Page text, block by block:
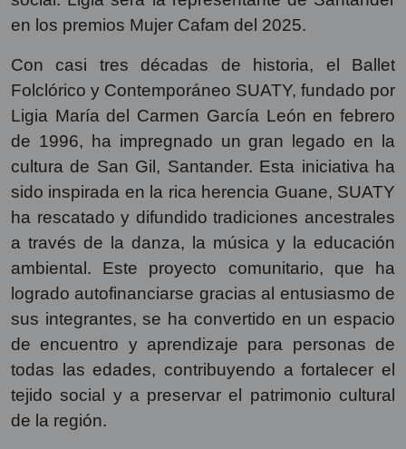
en los premios Mujer Cafam del 2025.
Con casi tres décadas de historia, el Ballet
Folclórico y Contemporáneo SUATY, fundado por
Ligia María del Carmen García León en febrero
de 1996, ha impregnado un gran legado en la
cultura de San Gil, Santander. Esta iniciativa ha
sido inspirada en la rica herencia Guane, SUATY
ha rescatado y difundido tradiciones ancestrales
a través de la danza, la música y la educación
ambiental. Este proyecto comunitario, que ha
logrado autofinanciarse gracias al entusiasmo de
sus integrantes, se ha convertido en un espacio
de encuentro y aprendizaje para personas de
todas las edades, contribuyendo a fortalecer el
tejido social y a preservar el patrimonio cultural
de la región.